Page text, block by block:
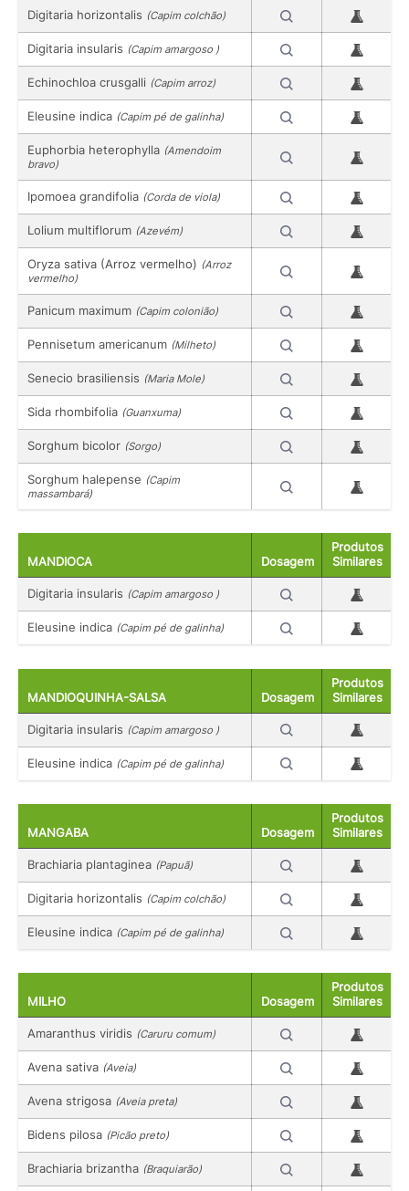
Digitaria horizontalis (Capim colchão)
Digitaria insularis (Capim amargoso )
Echinochloa crusgalli (Capim arroz)
Eleusine indica (Capim pé de galinha)
Euphorbia heterophylla (Amendoim
bravo)
Ipomoea grandifolia (Corda de viola)
Lolium multiflorum (Azevém)
Oryza sativa (Arroz vermelho) (Arroz
vermelho)
Panicum maximum (Capim colonião)
Pennisetum americanum (Milheto)
Senecio brasiliensis (Maria Mole)
Sida rhombifolia (Guanxuma)
Sorghum bicolor (Sorgo)
Sorghum halepense (Capim
massambará)
MANDIOCA Dosagem
Produtos
Similares
Digitaria insularis (Capim amargoso )
Eleusine indica (Capim pé de galinha)
MANDIOQUINHA-SALSA Dosagem
Produtos
Similares
Digitaria insularis (Capim amargoso )
Eleusine indica (Capim pé de galinha)
MANGABA Dosagem
Produtos
Similares
Brachiaria plantaginea (Papuã)
Digitaria horizontalis (Capim colchão)
Eleusine indica (Capim pé de galinha)
MILHO Dosagem
Produtos
Similares
Amaranthus viridis (Caruru comum)
Avena sativa (Aveia)
Avena strigosa (Aveia preta)
Bidens pilosa (Picão preto)
Brachiaria brizantha (Braquiarão)